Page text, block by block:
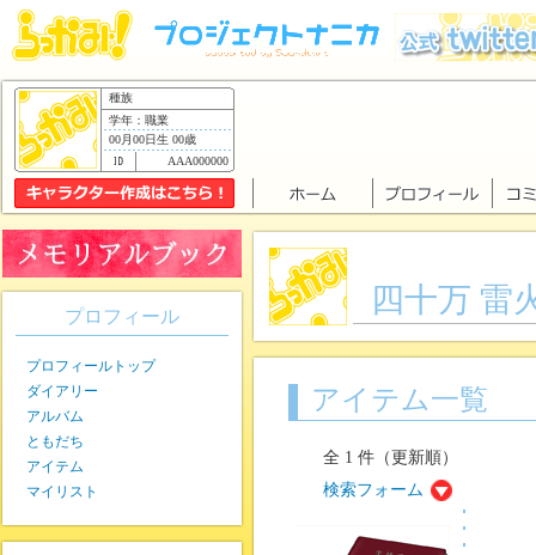
種族
学年：職業
00月00日生 00歳
AAA000000
四十万 雷
アイテム一覧
全 1 件（更新順）
検索フォーム
プロフィール
プロフィールトップ
ダイアリー
アルバム
ともだち
アイテム
マイリスト